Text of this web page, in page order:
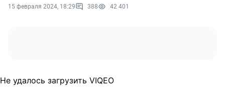
15 февраля 2024, 18:29 388 42 401
Не удалось загрузить VIQEO